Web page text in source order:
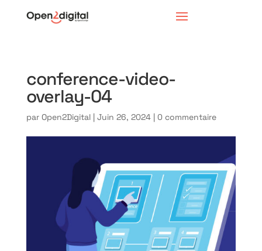
conference-video-
overlay-04
par Open2Digital| Juin 26, 2024| 0 commentaire